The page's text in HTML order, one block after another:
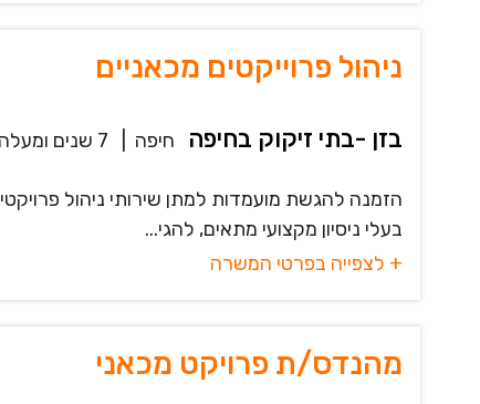
ניהול פרוייקטים מכאניים
בזן -בתי זיקוק בחיפה חיפה 7 שנים ומעלה
הזמנה להגשת מועמדות למתן שירותי ניהול
בעלי ניסיון מקצועי מתאים, להגי...
+ לצפייה בפרטי המשרה
מהנדס/ת פרויקט מכאני